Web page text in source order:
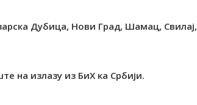
Дубица, Нови Град, Шамац, Свилај,
на излазу из БиХ ка Србији.